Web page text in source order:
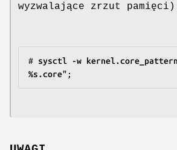
wyzwalające zrzut
# sysctl -w
%s.core"